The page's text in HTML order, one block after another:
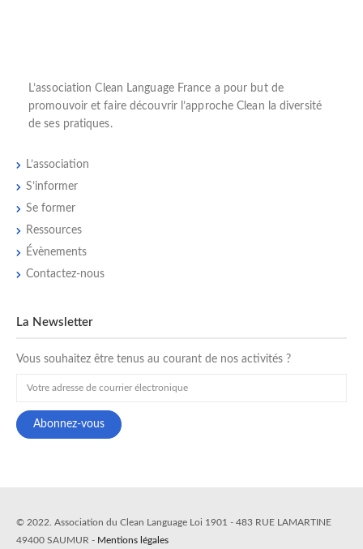
L’association Clean Language France a pour but de
promouvoir et faire découvrir l’approche Clean la diversité
de ses pratiques.
L’association
S’informer
Se former
Ressources
Évènements
Contactez-nous
La Newsletter
Vous souhaitez être tenus au courant de nos activités ?
© 2022. Association du Clean Language Loi 1901 - 483 RUE LAMARTINE
49400 SAUMUR - Mentions légales